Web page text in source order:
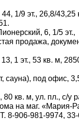
1/9 эт., 26,8/43,25
6, 1/5 эт.,
продажа,
1 эт., 53 кв. м,
сауна), под офис,
80 кв. м, ул. пл., с/у
на маг. «Мария-
8-906-981-9974,